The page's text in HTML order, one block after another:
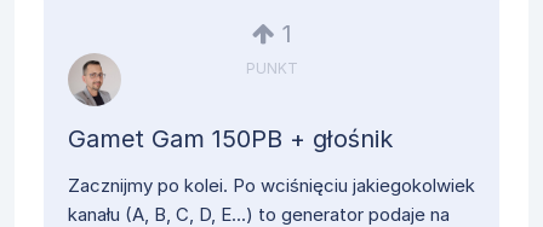
1
PUNKT
Gamet Gam 150PB + głośnik
Zacznijmy po kolei. Po wciśnięciu jakiegokolwiek
kanału (A, B, C, D, E...) to generator podaje na